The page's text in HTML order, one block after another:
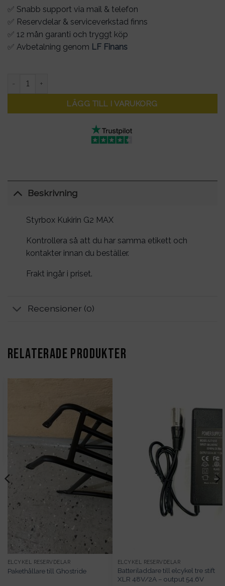
✅ Snabb support via mail & telefon
✅ Reservdelar & serviceverkstad finns
✅ 12 mån garanti och tryggt köp
✅ Avbetalning genom LF Finans
Styrbox Kukirin G2 MAX mängd
LÄGG TILL I VARUKORG
Beskrivning
Styrbox Kukirin G2 MAX
Kontrollera så att du har samma etikett och
kontakter innan du beställer.
Frakt ingår i priset.
Recensioner (0)
RELATERADE PRODUKTER
ELCYKEL RESERVDELAR
Pakethållare till Ghostride
ELCYKEL RESERVDELAR
Batteriladdare till elcykel tre stift
XLR 48V/2A – output 54,6V